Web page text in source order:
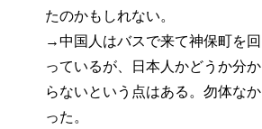
たのかもしれない。
→中国人はバスで来て神保町を回
っているが、日本人かどうか分か
らないという点はある。勿体なか
った。